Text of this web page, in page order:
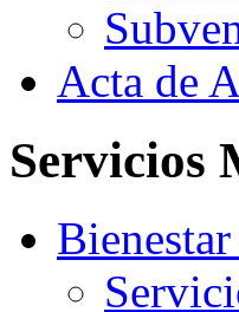
Acta de
Servicios